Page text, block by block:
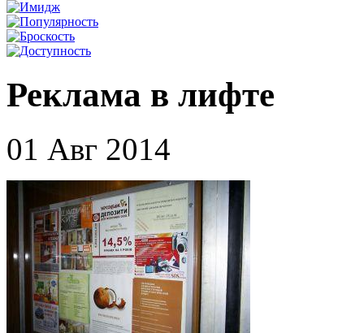
Реклама в лифте
01 Авг 2014